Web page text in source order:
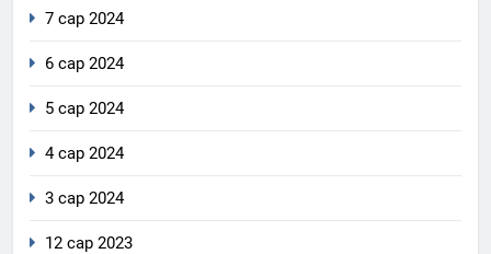
7 сар 2024
6 сар 2024
5 сар 2024
4 сар 2024
3 сар 2024
12 сар 2023